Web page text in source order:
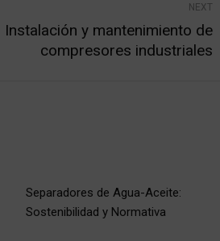
NEXT
Instalación y mantenimiento de
compresores industriales
Separadores de Agua-Aceite:
Sostenibilidad y Normativa